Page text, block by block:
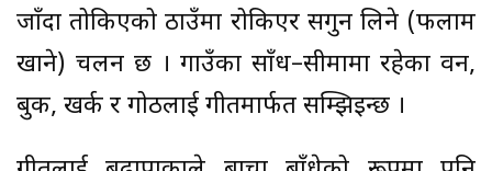
जाँदा तोकिएको ठाउँमा रोकिएर सगुन लिने (फलाम
खाने) चलन छ । गाउँका साँध–सीमामा रहेका वन,
बुकी, खर्क र गोठलाई गीतमार्फत सम्झिइन्छ ।